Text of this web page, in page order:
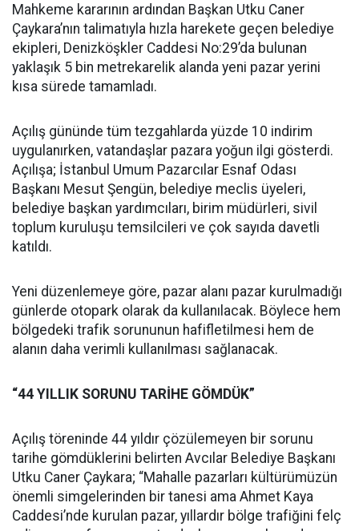
Mahkeme kararının ardından Başkan Utku Caner
Çaykara’nın talimatıyla hızla harekete geçen belediye
ekipleri, Denizköşkler Caddesi No:29’da bulunan
yaklaşık 5 bin metrekarelik alanda yeni pazar yerini
kısa sürede tamamladı.
Açılış gününde tüm tezgahlarda yüzde 10 indirim
uygulanırken, vatandaşlar pazara yoğun ilgi gösterdi.
Açılışa; İstanbul Umum Pazarcılar Esnaf Odası
Başkanı Mesut Şengün, belediye meclis üyeleri,
belediye başkan yardımcıları, birim müdürleri, sivil
toplum kuruluşu temsilcileri ve çok sayıda davetli
katıldı.
Yeni düzenlemeye göre, pazar alanı pazar kurulmadığı
günlerde otopark olarak da kullanılacak. Böylece hem
bölgedeki trafik sorununun hafifletilmesi hem de
alanın daha verimli kullanılması sağlanacak.
“44 YILLIK SORUNU TARİHE GÖMDÜK”
Açılış töreninde 44 yıldır çözülemeyen bir sorunu
tarihe gömdüklerini belirten Avcılar Belediye Başkanı
Utku Caner Çaykara; “Mahalle pazarları kültürümüzün
önemli simgelerinden bir tanesi ama Ahmet Kaya
Caddesi’nde kurulan pazar, yıllardır bölge trafiğini felç